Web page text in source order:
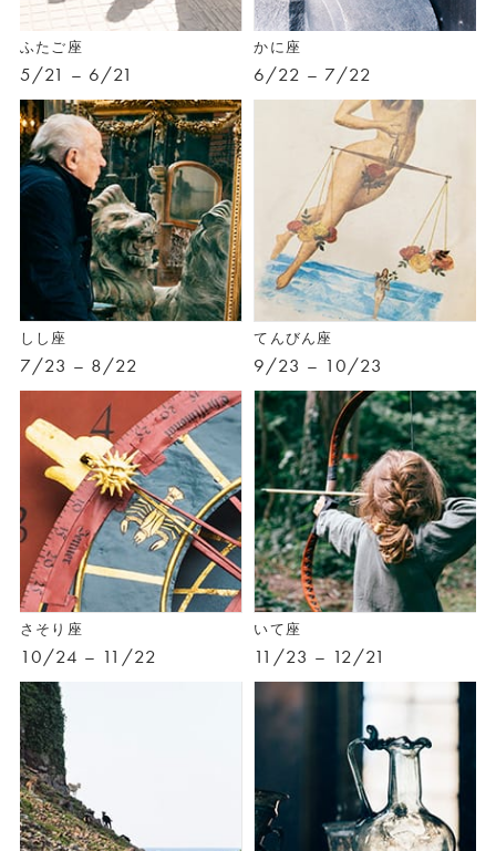
ふたご座
5/21 – 6/21
かに座
6/22 – 7/22
しし座
7/23 – 8/22
てんびん座
9/23 – 10/23
さそり座
10/24 – 11/22
いて座
11/23 – 12/21